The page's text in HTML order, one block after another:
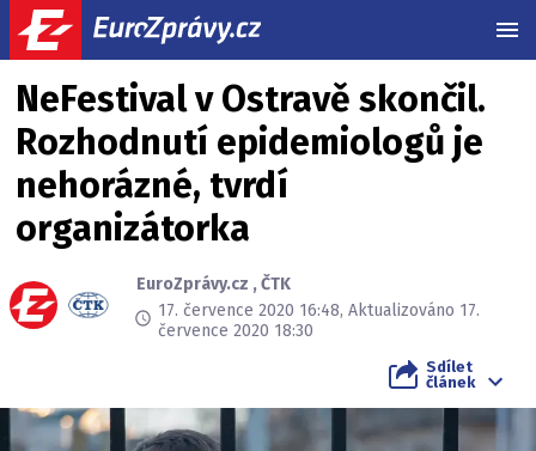
NeFestival v Ostravě skončil.
Rozhodnutí epidemiologů je
nehorázné, tvrdí
organizátorka
EuroZprávy.cz ,ČTK
17. července 2020 16:48, Aktualizováno 17.
července 2020 18:30
Sdílet
článek